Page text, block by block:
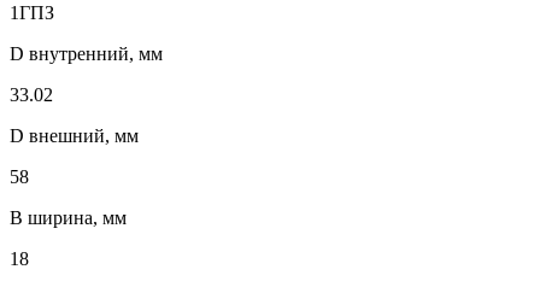
1ГПЗ
D внутренний, мм
33.02
D внешний, мм
58
B ширина, мм
18